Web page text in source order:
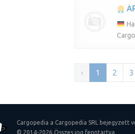
‹ 1 2 3
Cargopedia a Cargopedia SRL bejegyzett
© 2014-2026 Összes jog fenntartva